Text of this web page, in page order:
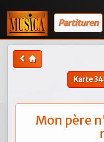
Partituren
Karte
Mon père